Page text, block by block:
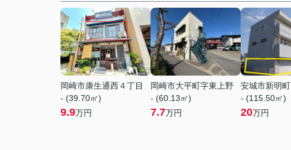
岡崎市康生通西４丁目
- (39.70㎡)
9.9万円
岡崎市大平町字東上野
- (60.13㎡)
7.7万円
安城市新明町
- (115.50㎡)
20万円